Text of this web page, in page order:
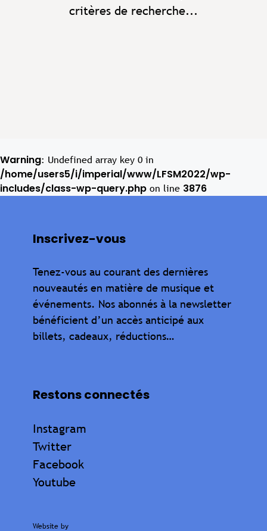
critères de recherche...
Warning: Undefined array key 0 in
/home/users5/i/imperial/www/LFSM2022/wp-
includes/class-wp-query.php on line 3876
Inscrivez-vous
Tenez-vous au courant des dernières
nouveautés en matière de musique et
événements. Nos abonnés à la newsletter
bénéficient d’un accès anticipé aux
billets, cadeaux, réductions…
Restons connectés
Instagram
Twitter
Facebook
Youtube
Website by